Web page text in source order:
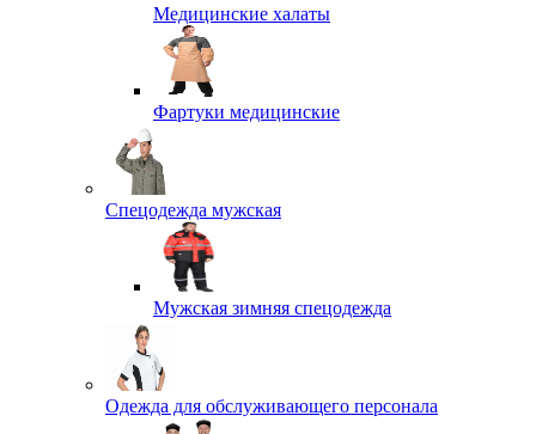
Медицинские халаты
Фартуки медицинские
Спецодежда мужская
Мужская зимняя спецодежда
Одежда для обслуживающего персонала